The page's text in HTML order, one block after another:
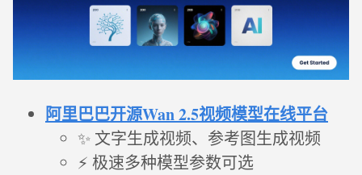
阿里巴巴开源Wan 2.5视频模型在线平台
✨ 文字生成视频、参考图生成视频
⚡ 极速多种模型参数可选